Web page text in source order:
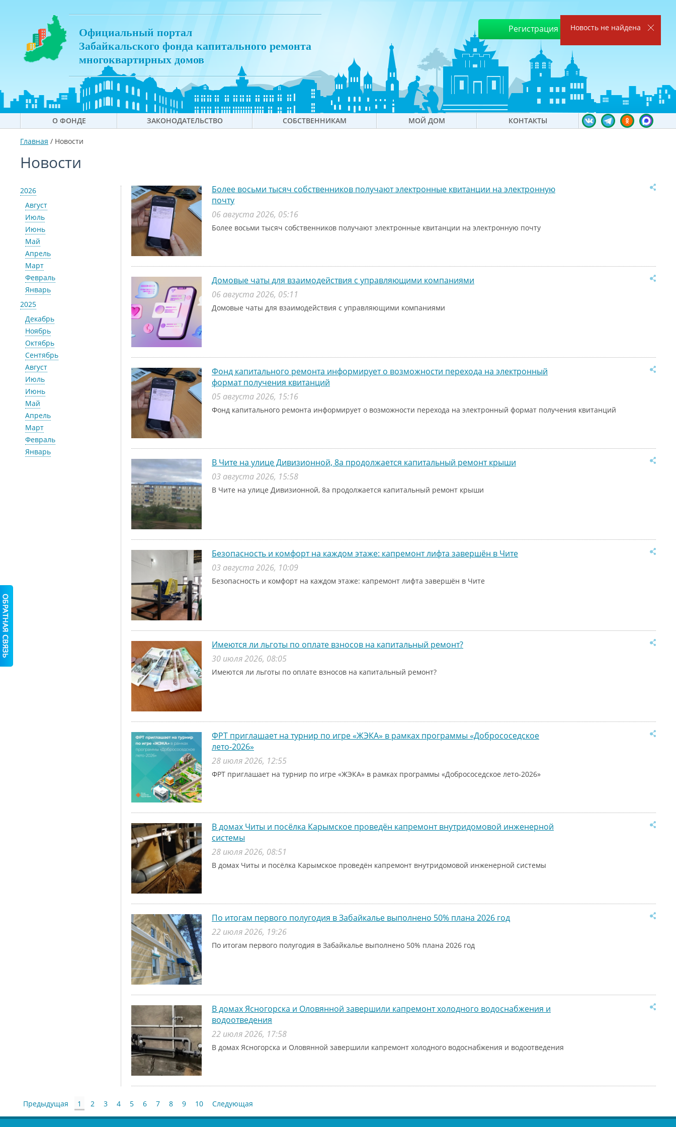
Официальный портал
Забайкальского фонда капитального ремонта
многоквартирных домов
Регистрация Войти
О ФОНДЕ ЗАКОНОДАТЕЛЬСТВО СОБСТВЕННИКАМ МОЙ ДОМ КОНТАКТЫ
Новость не найдена
Главная / Новости
Новости
2026
Август
Июль
Июнь
Май
Апрель
Март
Февраль
Январь
2025
Декабрь
Ноябрь
Октябрь
Сентябрь
Август
Июль
Июнь
Май
Апрель
Март
Февраль
Январь
Более восьми тысяч собственников получают электронные квитанции на электронную
почту
06 августа 2026, 05:16
Более восьми тысяч собственников получают электронные квитанции на электронную почту
Домовые чаты для взаимодействия с управляющими компаниями
06 августа 2026, 05:11
Домовые чаты для взаимодействия с управляющими компаниями
Фонд капитального ремонта информирует о возможности перехода на электронный
формат получения квитанций
05 августа 2026, 15:16
Фонд капитального ремонта информирует о возможности перехода на электронный формат получения квитанций
В Чите на улице Дивизионной, 8а продолжается капитальный ремонт крыши
03 августа 2026, 15:58
В Чите на улице Дивизионной, 8а продолжается капитальный ремонт крыши
Безопасность и комфорт на каждом этаже: капремонт лифта завершён в Чите
03 августа 2026, 10:09
Безопасность и комфорт на каждом этаже: капремонт лифта завершён в Чите
Имеются ли льготы по оплате взносов на капитальный ремонт?
30 июля 2026, 08:05
Имеются ли льготы по оплате взносов на капитальный ремонт?
ФРТ приглашает на турнир по игре «ЖЭКА» в рамках программы «Добрососедское
лето-2026»
28 июля 2026, 12:55
ФРТ приглашает на турнир по игре «ЖЭКА» в рамках программы «Добрососедское лето-2026»
В домах Читы и посёлка Карымское проведён капремонт внутридомовой инженерной
системы
28 июля 2026, 08:51
В домах Читы и посёлка Карымское проведён капремонт внутридомовой инженерной системы
По итогам первого полугодия в Забайкалье выполнено 50% плана 2026 год
22 июля 2026, 19:26
По итогам первого полугодия в Забайкалье выполнено 50% плана 2026 год
В домах Ясногорска и Оловянной завершили капремонт холодного водоснабжения и
водоотведения
22 июля 2026, 17:58
В домах Ясногорска и Оловянной завершили капремонт холодного водоснабжения и водоотведения
Предыдущая 1 2 3 4 5 6 7 8 9 10 Следующая